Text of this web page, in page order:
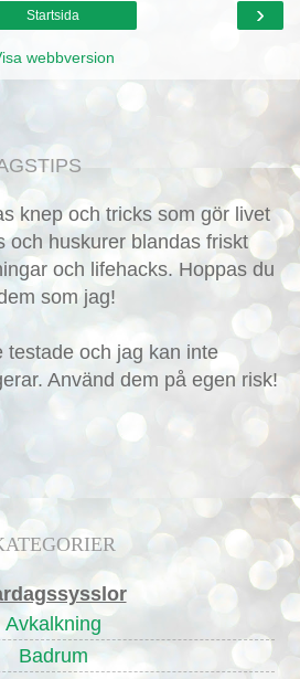
›
Startsida
webbversion
knep och tricks som gör livet
och huskurer blandas friskt
och lifehacks. Hoppas du
som jag!
testade och jag kan inte
Använd dem på egen risk!
Avkalkning
Badrum